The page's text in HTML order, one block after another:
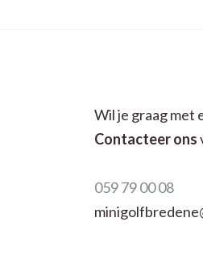
Wil je graag met
Contacteer ons
059 79 00 08